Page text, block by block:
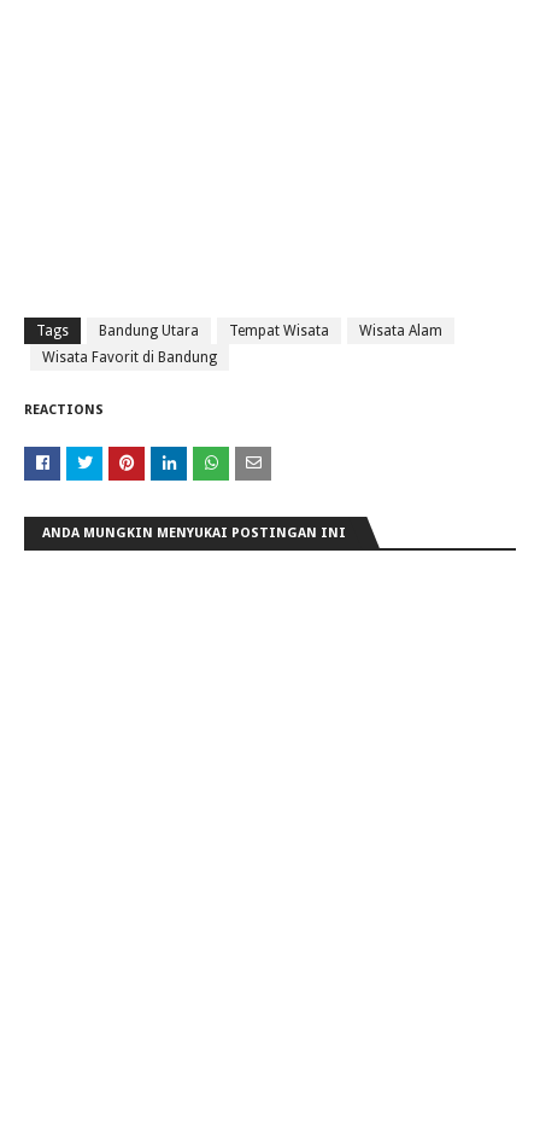
Tags Bandung Utara Tempat Wisata
Wisata Alam
Wisata Favorit di Bandung
REACTIONS
ANDA MUNGKIN MENYUKAI POSTINGAN INI